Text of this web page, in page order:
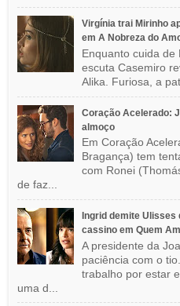
Virgínia trai Mirinho
em A Nobreza do
Enquanto cuida de
escuta Casemiro
Alika. Furiosa, a
Coração Acelerado:
almoço
Em Coração
Bragança) tem
com Ronei
de faz...
Ingrid demite Ulisses
cassino em Quem
A presidente da
paciência com o
trabalho por estar
uma d...